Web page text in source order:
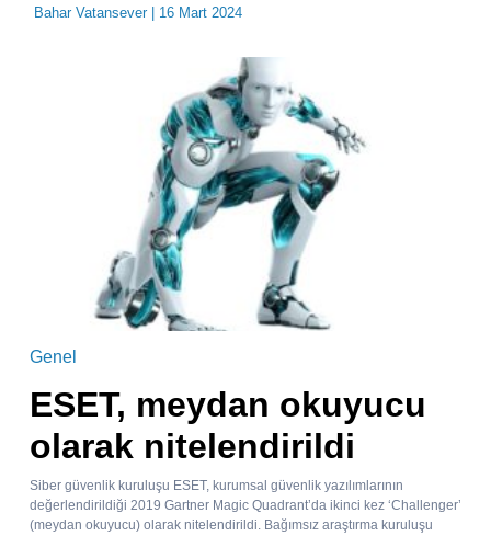
Bahar Vatansever| 16 Mart 2024
Genel
ESET, meydan okuyucu
olarak nitelendirildi
Siber güvenlik kuruluşu ESET, kurumsal güvenlik yazılımlarının
değerlendirildiği 2019 Gartner Magic Quadrant’da ikinci kez ‘Challenger’
(meydan okuyucu) olarak nitelendirildi. Bağımsız araştırma kuruluşu